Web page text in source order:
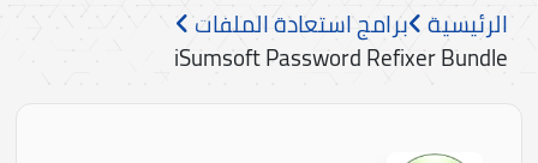
الرئيسية برامج استعادة الملفات
iSumsoft Password Refixer Bundle